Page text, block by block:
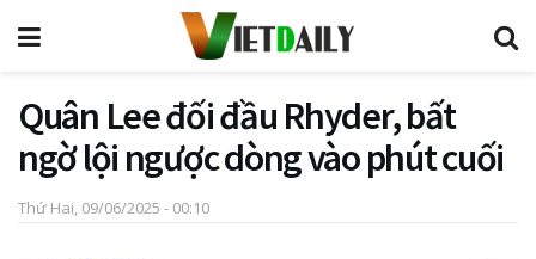
Quân Lee đối đầu Rhyder, bất
ngờ lội ngược dòng vào phút cuối
Thứ Hai, 09/06/2025 - 00:10